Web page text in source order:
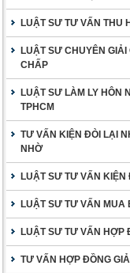
LUẬT SƯ TƯ VẤN THU
LUẬT SƯ CHUYÊN GIẢI
CHẤP
LUẬT SƯ LÀM LY HÔN
TPHCM
TƯ VẤN KIỆN ĐÒI LẠI
NHỜ
LUẬT SƯ TƯ VẤN KIỆN
LUẬT SƯ TƯ VẤN
LUẬT SƯ TƯ VẤN HỢP
TƯ VẤN HỢP ĐỒNG